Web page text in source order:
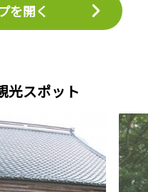
を開く
光スポット